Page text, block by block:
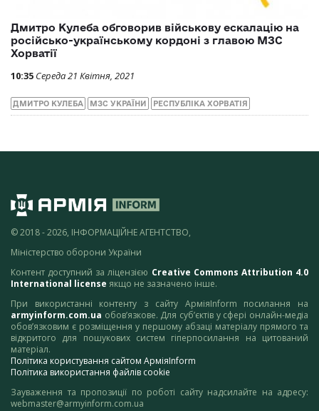
Дмитро Кулеба обговорив військову ескалацію на
російсько-українському кордоні з главою МЗС
Хорватії
10:35 Середа 21 Квітня, 2021
ДМИТРО КУЛЕБА МЗС УКРАЇНИ РЕСПУБЛІКА ХОРВАТІЯ
© 2018 - 2026, ІНФОРМАЦІЙНЕ АГЕНТСТВО,
Міністерство оборони України
Контент доступний за ліцензією Creative Commons Attribution 4.0
International license якщо не зазначено інше.
При використанні контенту з сайту АрміяInform посилання на
armyinform.com.ua обов’язкове. Для суб’єктів у сфері онлайн-медіа
обов’язковим є розміщення у першому абзаці матеріалу прямого та
відкритого для пошукових систем гіперпосилання на цитований
матеріал.
Політика користування сайтом АрміяInform
Політика використання файлів cookie
Зауваження та пропозиції по роботі сайту надсилайте на адресу:
webmaster@armyinform.com.ua